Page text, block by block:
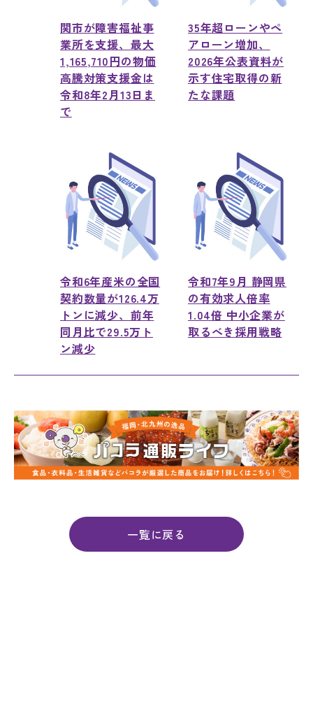
関市が障害福祉事
業所を支援、最大
1,165,710円の物価
高騰対策支援金は
令和8年2月13日ま
で
35年超ローンやペ
アローン増加、
2026年公表資料が
示す住宅取得の新
たな課題
令和6年産米の全国
契約数量が126.4万
トンに減少、前年
同月比で29.5万ト
ン減少
令和7年9月 静岡県
の有効求人倍率
1.04倍 中小企業が
取るべき採用戦略
一覧に戻る